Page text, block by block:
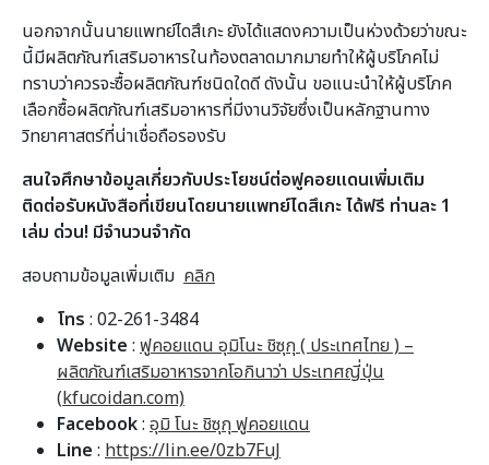
นอกจากนั้นนายแพทย์ไดสึเกะ ยังได้แสดงความเป็นห่วงด้วยว่าขณะ
นี้มีผลิตภัณฑ์เสริมอาหารในท้องตลาดมากมายทำให้ผู้บริโภคไม่
ทราบว่าควรจะซื้อผลิตภัณฑ์ชนิดใดดี ดังนั้น ขอแนะนำให้ผู้บริโภค
เลือกซื้อผลิตภัณฑ์เสริมอาหารที่มีงานวิจัยซึ่งเป็นหลักฐานทาง
วิทยาศาสตร์ที่น่าเชื่อถือรองรับ
สนใจศึกษาข้อมูลเกี่ยวกับประโยชน์ต่อฟูคอยแดนเพิ่มเติม
ติดต่อรับหนังสือที่เขียนโดยนายแพทย์ไดสึเกะ ได้ฟรี ท่านละ 1
เล่ม ด่วน! มีจำนวนจำกัด
สอบถามข้อมูลเพิ่มเติม คลิก
โทร : 02-261-3484
Website : ฟูคอยแดน อุมิโนะ ชิซุกุ ( ประเทศไทย ) –
ผลิตภัณฑ์เสริมอาหารจากโอกินาว่า ประเทศญี่ปุ่น
(kfucoidan.com)
Facebook: อุมิ โนะ ชิซุกุ ฟูคอยแดน
Line : https://lin.ee/0zb7FuJ